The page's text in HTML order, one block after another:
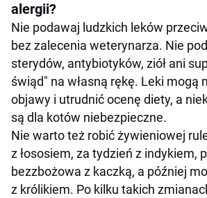
alergii?
Nie podawaj ludzkich leków
bez zalecenia weterynarza. Nie
sterydów, antybiotyków, ziół ani
świąd" na własną rękę. Leki mogą
objawy i utrudnić ocenę diety, a
są dla kotów niebezpieczne.
Nie warto też robić żywieniowej
z łososiem, za tydzień z indykiem,
bezzbożowa z kaczką, a później
z królikiem. Po kilku takich